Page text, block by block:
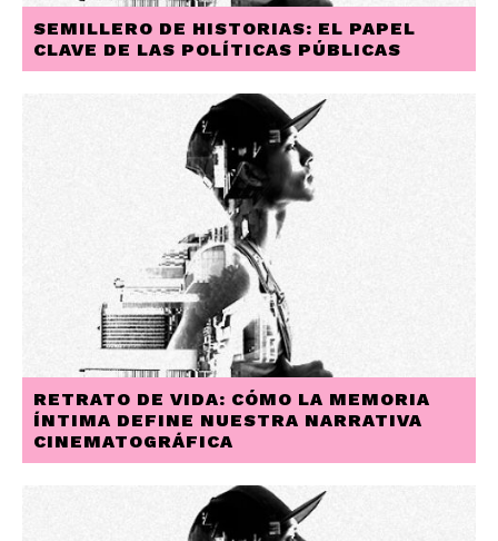
SEMILLERO DE HISTORIAS: EL PAPEL
CLAVE DE LAS POLÍTICAS PÚBLICAS
RETRATO DE VIDA: CÓMO LA MEMORIA
ÍNTIMA DEFINE NUESTRA NARRATIVA
CINEMATOGRÁFICA